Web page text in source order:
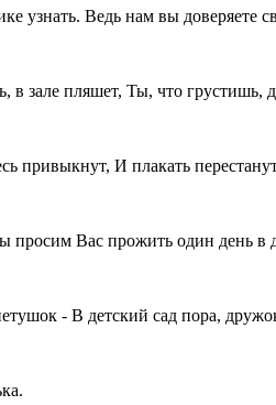
узнать. Ведь нам вы доверяете
в зале пляшет, Ты, что
привыкнут, И плакать
Вас прожить один день в
- В детский сад пора,